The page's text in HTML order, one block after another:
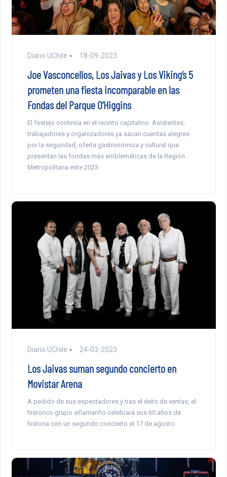
Diario UChile 18-09-2023
Joe Vasconcellos, Los Jaivas y Los Viking’s 5
prometen una fiesta incomparable en las
Fondas del Parque O’Higgins
El festejo continúa en el recinto capitalino. Asistentes,
trabajadores y organizadores ya sacan cuentas alegres
por la seguridad, oferta gastronómica y cultural que
presentan las fondas más emblemáticas de la Región
Metropolitana este 2023
Diario UChile 24-03-2023
Los Jaivas suman segundo concierto en
Movistar Arena
A pedido de sus espectadores y tras el éxito de ventas, el
histórico grupo viñamariño celebrará sus 60 años de
historia con un segundo concierto el 17 de agosto.